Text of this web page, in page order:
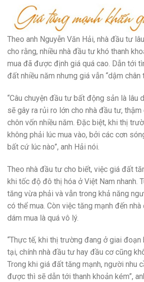
Theo anh Nguyễn Văn Hải, nhà đầu tư
cho rằng, nhiều nhà đầu tư khó thanh
mua đã được định giá quá cao. Dẫn tới
đất nhiều năm nhưng giá vẫn “dậm chân
“Câu chuyện đầu tư bất động sản là lâu
sẽ gây ra rủi ro lớn cho nhà đầu tư,
chôn vốn nhiều năm. Đặc biệt, khi thị
không phải lúc mua vào, bởi các cơn
bất cứ lúc nào”, anh Hải nói.
Theo nhà đầu tư cho biết, việc giá đất
khi tốc độ đô thị hóa ở Việt Nam nhanh.
tăng vừa phải và vẫn trong khả năng
có thể mua. Còn việc tăng mạnh đến
dám mua là quá vô lý.
“Thực tế, khi thị trường đang ở giai đoạn
tại, chính nhà đầu tư hay đầu cơ cũng
Trong khi giá đất tăng mạnh, người nhu
được thì sẽ dẫn tới thanh khoản kém”,